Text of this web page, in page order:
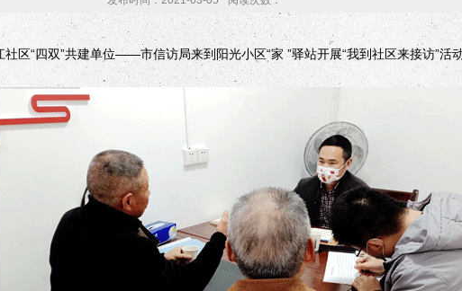
“四双”共建单位——市信访局来到阳光小区“家 ”驿站开展“我到社区来接访”活